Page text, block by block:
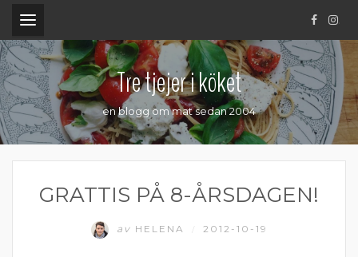
.
Tre tjejer i köket
en blogg om mat sedan 2004
GRATTIS PÅ 8-ÅRSDAGEN!
av HELENA 2012-10-19